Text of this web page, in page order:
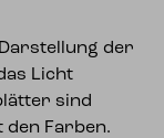
der
Licht
sind
Farben.